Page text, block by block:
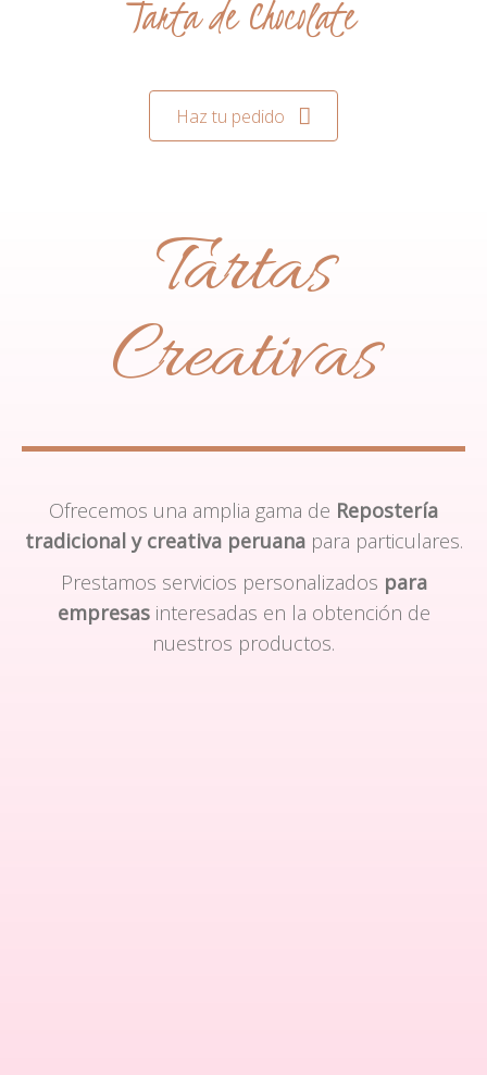
Tarta de Chocolate
Haz tu pedido
Tartas
Creativas
Ofrecemos una amplia gama de Repostería
tradicional y creativa peruanapara particulares.
Prestamos servicios personalizados para
empresasinteresadas en la obtención de
nuestros productos.